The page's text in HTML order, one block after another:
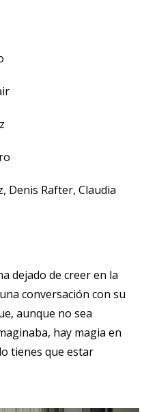
Denis Rafter, Claudia
dejado de creer en la
conversación con su
aunque no sea
hay magia en
tienes que estar